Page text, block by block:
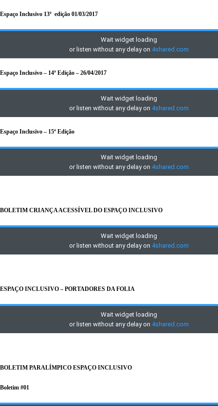
Espaço Inclusivo 13ª edição 01/03/2017
Espaço Inclusivo – 14ª Edição – 26/04/2017
Espaço Inclusivo – 15ª Edição
BOLETIM CRIANÇA ACESSÍVEL DO ESPAÇO INCLUSIVO
ESPAÇO INCLUSIVO – PORTADORES DA FOLIA
BOLETIM PARALÍMPICO ESPAÇO INCLUSIVO
Boletim #01